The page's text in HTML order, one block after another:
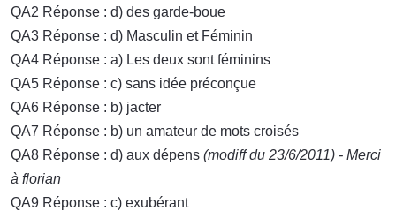
QA2 Réponse : d) des garde-boue
QA3 Réponse : d) Masculin et Féminin
QA4 Réponse : a) Les deux sont féminins
QA5 Réponse : c) sans idée préconçue
QA6 Réponse : b) jacter
QA7 Réponse : b) un amateur de mots croisés
QA8 Réponse : d) aux dépens (modiff du 23/6/2011) - Merci
à florian
QA9 Réponse : c) exubérant